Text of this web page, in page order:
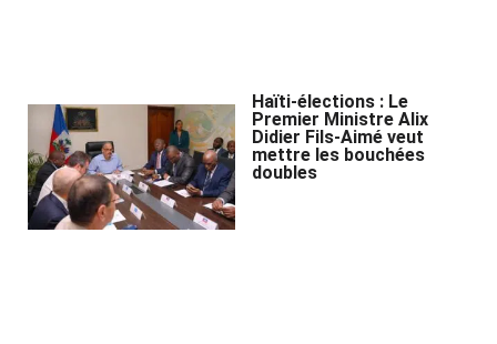
Haïti-élections : Le
Premier Ministre Alix
Didier Fils-Aimé veut
mettre les bouchées
doubles